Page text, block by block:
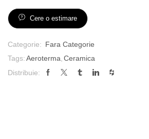
Cere o estimare
Categorie: Fara Categorie
Tags:Aeroterma Ceramica
Distribuie: